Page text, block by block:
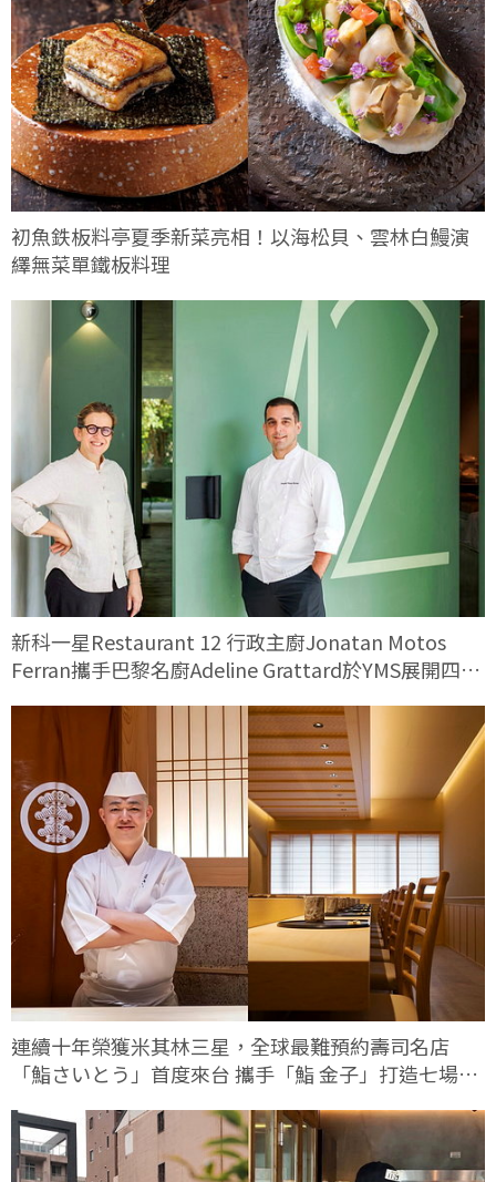
初魚鉄板料亭夏季新菜亮相！以海松貝、雲林白鰻演
繹無菜單鐵板料理
新科一星Restaurant 12 行政主廚Jonatan Motos
Ferran攜手巴黎名廚Adeline Grattard於YMS展開四手
連續十年榮獲米其林三星，全球最難預約壽司名店
「鮨さいとう」首度來台 攜手「鮨 金子」打造七場限